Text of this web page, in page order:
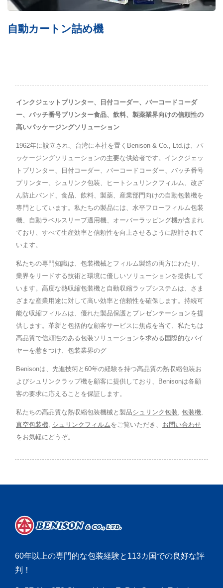
自動カートン詰め機
インクジェットプリンター、日付コーダー、バーコードコーダ
ー、バッチ番号プリンター食品、飲料、製薬業界向けの信頼性の
高いパッケージングソリューション
1962年に設立され、台湾に本社を置くBenison & Co., Ltd.は、パ
ッケージングソリューションの主要な供給者です。インクジェッ
トプリンター、日付コーダー、バーコードコーダー、バッチ番号
プリンター、シュリンク包装、ヒートシュリンクフィルム、改ざ
ん防止バンド、食品、飲料、製薬、産業部門向けの自動包装機を
専門としています。私たちの製品には、水平フローフィルム包装
機、自動ラベルスリーブ適用機、オーバーラッピング機が含まれ
ており、すべて生産効率と信頼性を向上させるように設計されて
います。
私たちの専門知識は、包装機械とフィルム製造の両方にわたり、
業界をリードする技術と環境に優しいソリューションを提供して
います。高度な熱収縮包装機と自動収縮ラップシステムは、さま
ざまな産業用途に対して高い効率と信頼性を確保します。持続可
能な収縮フィルムは、優れた製品保護とプレゼンテーションを提
供します。革新と包括的な顧客サービスに焦点を当て、私たちは
高品質で信頼性のある包装ソリューションを求める国際的なバイ
ヤーを惹きつけ、包装業界のグ
Benisonは、先進技術と60年の経験を持つ高品質の熱収縮包装お
よびシュリンクラップ機を顧客に提供しており、Benisonは各顧
客の要求に応えることを保証します。
私たちの高品質な熱収縮包装機械と製品シュリンク包装, 包装機,
真空包装機, シュリンクフィルムをご覧いただき、 お問い合わせ
をお気軽にどうぞ。
60年以上の専門的な包装経験と113カ国での良好な評
判！